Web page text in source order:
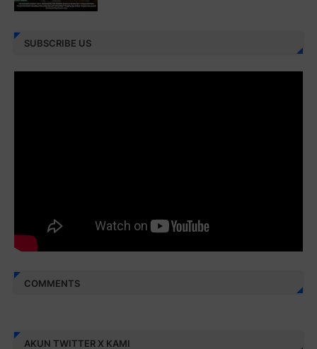
SUBSCRIBE US
COMMENTS
AKUN TWITTER X KAMI